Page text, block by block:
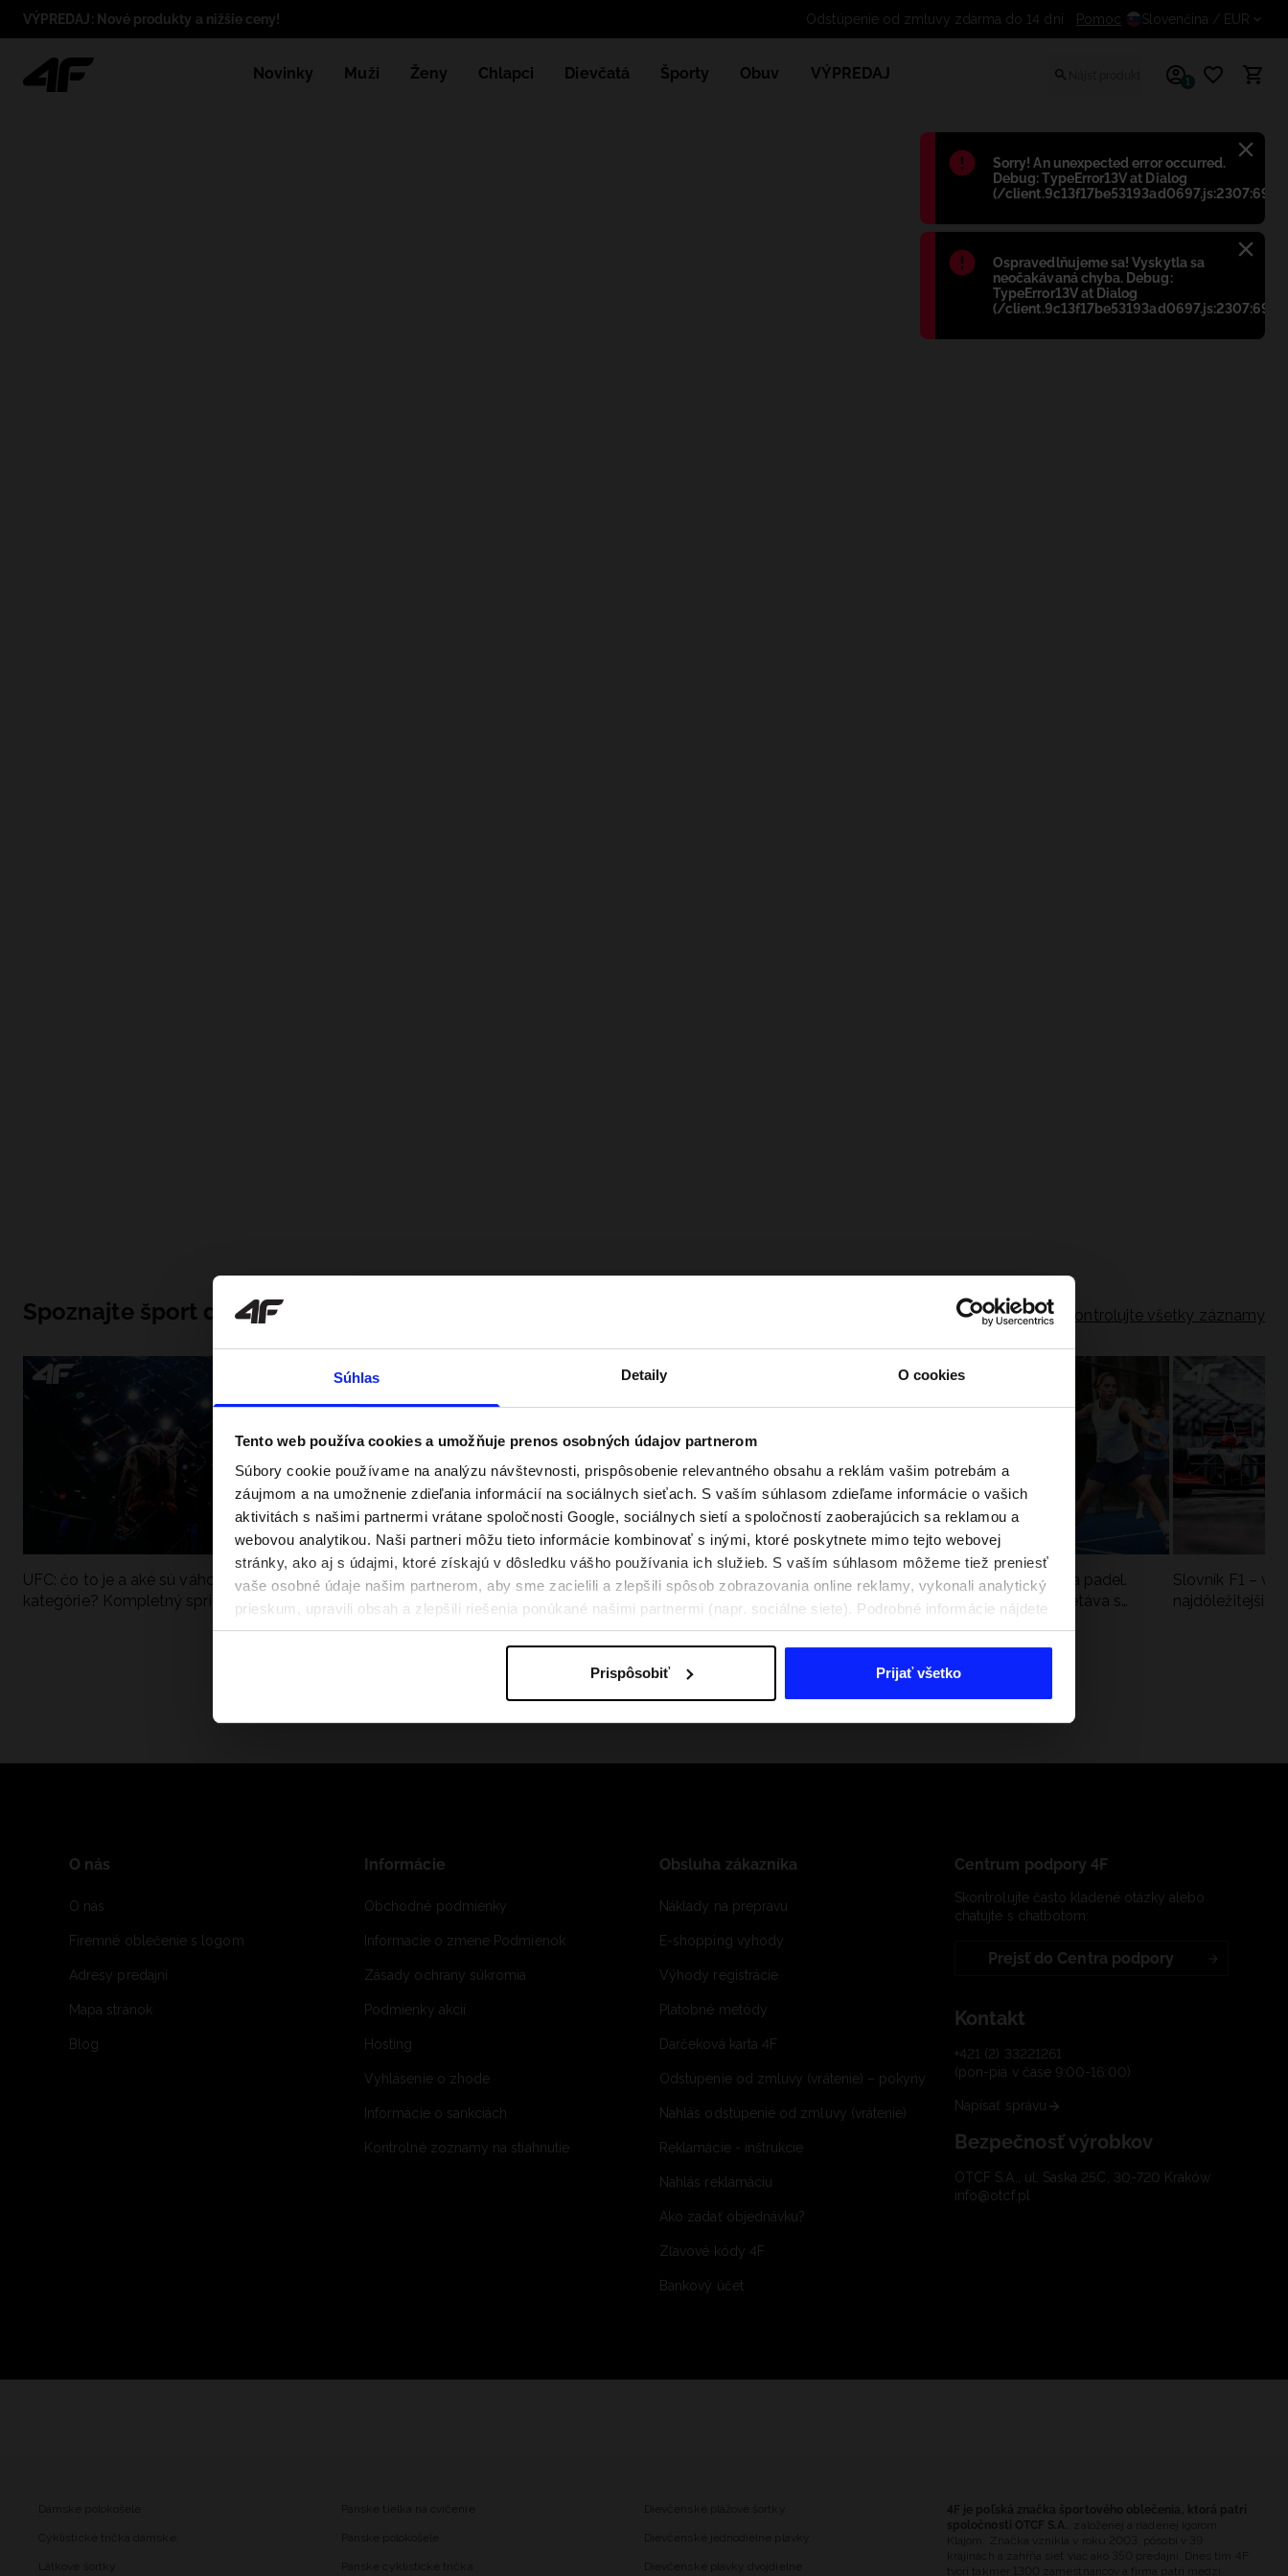
Súhlas Detaily O cookies
Tento web používa cookies a umožňuje prenos osobných údajov partnerom
Súbory cookie používame na analýzu návštevnosti, prispôsobenie relevantného obsahu a reklám vašim potrebám a
záujmom a na umožnenie zdieľania informácií na sociálnych sieťach. S vaším súhlasom zdieľame informácie o vašich
aktivitách s našimi partnermi vrátane spoločnosti Google, sociálnych sietí a spoločností zaoberajúcich sa reklamou a
webovou analytikou. Naši partneri môžu tieto informácie kombinovať s inými, ktoré poskytnete mimo tejto webovej
stránky, ako aj s údajmi, ktoré získajú v dôsledku vášho používania ich služieb. S vaším súhlasom môžeme tiež preniesť
vaše osobné údaje našim partnerom, aby sme zacielili a zlepšili spôsob zobrazovania online reklamy, vykonali analytický
prieskum, upravili obsah a zlepšili riešenia ponúkané našimi partnermi (napr. sociálne siete). Podrobné informácie nájdete
v našich Zásadách ochrany osobných údajov a v časti „Podrobnosti“.
Prispôsobiť Prijať všetko
Błąd:
Sorry! An unexpected error occurred.
Debug: TypeError13V at Dialog
(/client.9c13f17be53193ad0697.js:2307:698)
Błąd:
Ospravedlňujeme sa! Vyskytla sa
neočakávaná chyba. Debug:
TypeError13V at Dialog
(/client.9c13f17be53193ad0697.js:2307:698)
VÝPREDAJ: Nové produkty a nižšie ceny! Odstúpenie od zmluvy zdarma do 14 dní
Pomoc Slovenčina / EUR
Novinky Muži Ženy Chlapci Dievčatá Športy Obuv VÝPREDAJ 1
Spoznajte šport do hĺbky Skontrolujte všetky záznamy
UFC: čo to je a aké sú váhové
kategórie? Kompletný sprievodca
Ako sa dobre pripraviť na aktívny deň
pri vode? Poradíme, čo si zbaliť
Festivalové outfity. Ako sa obliecť na
hudobné festivaly?
Nová kolekcia 4F na tenis a padel.
Športová funkčnosť sa stretáva s
Slovník F1 –
najdôležitejšie
O nás
O nás
Firemné oblečenie s logom
Adresy predajní
Mapa stránok
Blog
Informácie
Obchodné podmienky
Informacie o zmene Podmienok
Zásady ochrany súkromia
Podmienky akcií
Hosting
Vyhlásenie o zhode
Informácie o sankciách
Kontrolné zoznamy na stiahnutie
Obsluha zákazníka
Náklady na prepravu
E-shopping vyhody
Výhody registrácie
Platobné metódy
Darčeková karta 4F
Odstúpenie od zmluvy (vrátenie) – pokyny
Nahlás odstúpenie od zmluvy (vrátenie)
Reklamácie - inštrukcie
Nahlás reklamáciu
Ako zadať objednávku?
Zľavové kódy 4F
Bankový účet
Centrum podpory 4F
Skontrolujte často kladené otázky alebo
chatujte s chatbotom:
Prejsť do Centra podpory
Kontakt
+421 (2) 33221261
(pon-pia v čase 9:00-16:00)
Napísať správu
Bezpečnosť výrobkov
OTCF S.A., ul. Saska 25C, 30-720 Kraków
info@otcf.pl